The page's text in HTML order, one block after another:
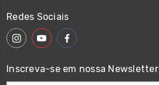
Redes Sociais
Inscreva-se em nossa Newsletter